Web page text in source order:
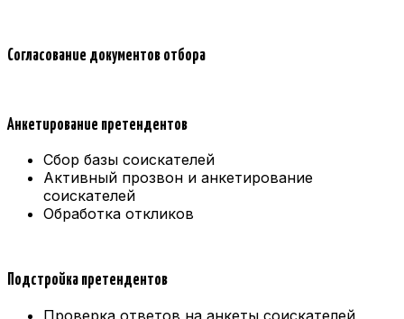
Согласование документов отбора
Анкетирование претендентов
Сбор базы соискателей
Активный прозвон и анкетирование
соискателей
Обработка откликов
Подстройка претендентов
Проверка ответов на анкеты соискателей